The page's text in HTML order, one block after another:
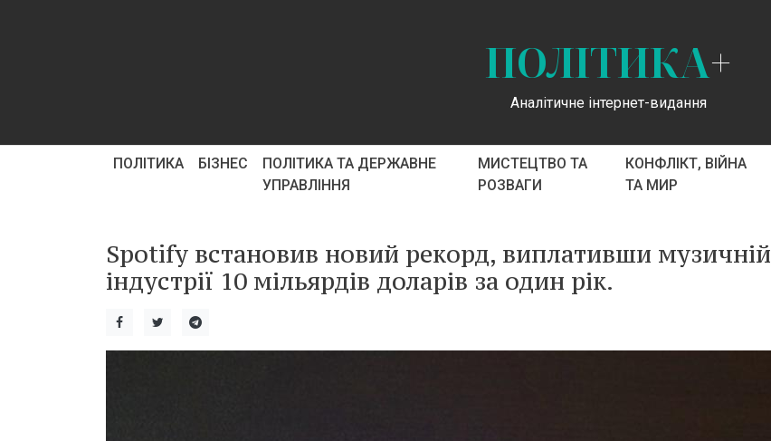
ПОЛІТИКА+
Аналітичне інтернет-видання
ПОЛІТИКА БІЗНЕС
ПОЛІТИКА ТА ДЕРЖАВНЕ
УПРАВЛІННЯ
МИСТЕЦТВО ТА
РОЗВАГИ
КОНФЛІКТ, ВІЙНА
ТА МИР
Spotify встановив новий рекорд, виплативши музичній
індустрії 10 мільярдів доларів за один рік.